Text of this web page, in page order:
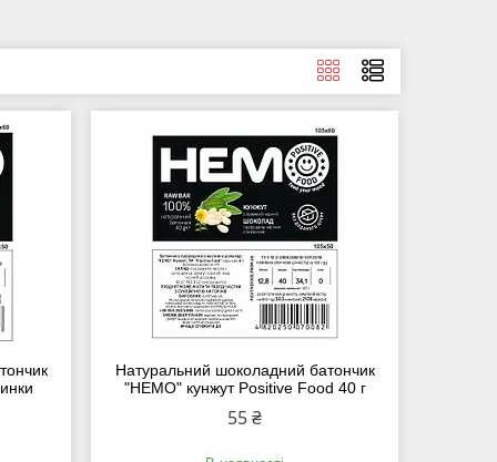
Натуральний шоколадний батончик
"HEMO" кунжут Positive Food 40 г
55 ₴